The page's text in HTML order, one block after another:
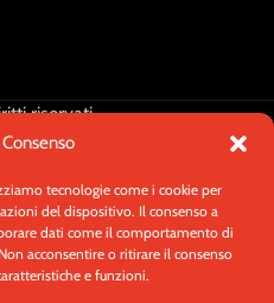
tecnologie come i cookie per
del dispositivo. Il consenso a
dati come il comportamento di
acconsentire o ritirare il consenso
e funzioni.
riservati.
aiuto con la
Parla con un